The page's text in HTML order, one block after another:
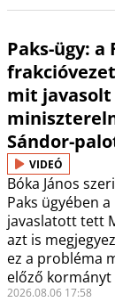
Paks-ügy: a
mit javasolt
Sándor-
VIDEÓ
Bóka János
Paks ügyében
javaslatott tett
azt is
ez a probléma
előző
2026.08.06 17:58